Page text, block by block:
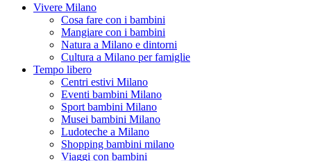
Vivere Milano
Cosa fare con i bambini
Mangiare con i bambini
Natura a Milano e dintorni
Cultura a Milano per famiglie
Tempo libero
Centri estivi Milano
Eventi bambini Milano
Sport bambini Milano
Musei bambini Milano
Ludoteche a Milano
Shopping bambini milano
Viaggi con bambini